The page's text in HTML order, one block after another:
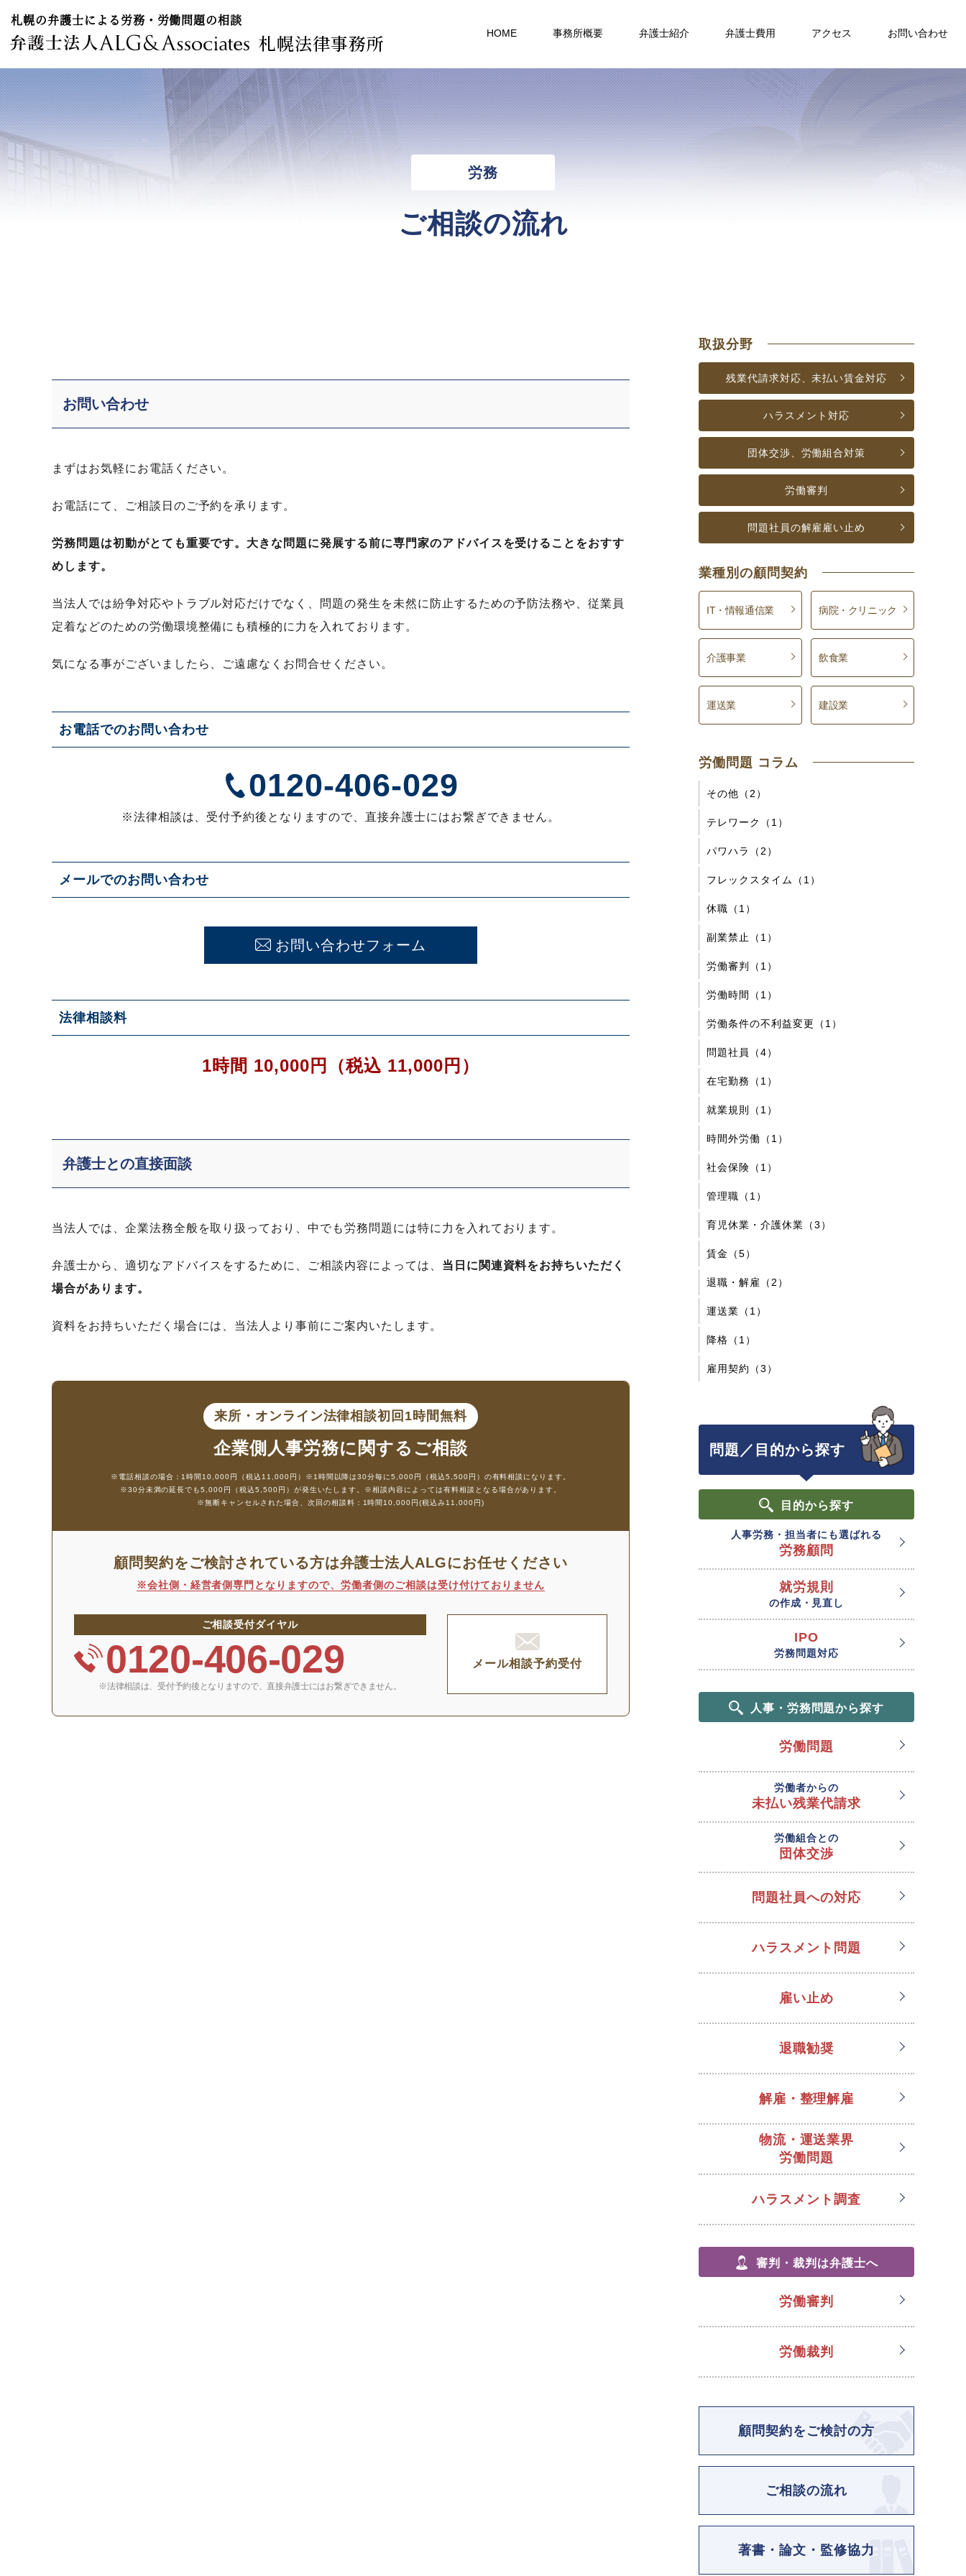
札幌の弁護士による労務・労働問題の相談
札幌法律事務所 HOME 事務所概要 弁護士紹介 弁護士費用 アクセス お問い合わせ
労務
ご相談の流れ
お問い合わせ
まずはお気軽にお電話ください。
お電話にて、ご相談日のご予約を承ります。
労務問題は初動がとても重要です。大きな問題に発展する前に専門家のアドバイスを受けることをおすす
めします。
当法人では紛争対応やトラブル対応だけでなく、問題の発生を未然に防止するための予防法務や、従業員
定着などのための労働環境整備にも積極的に力を入れております。
気になる事がございましたら、ご遠慮なくお問合せください。
お電話でのお問い合わせ
0120-406-029
※法律相談は、受付予約後となりますので、直接弁護士にはお繋ぎできません。
メールでのお問い合わせ
お問い合わせフォーム
法律相談料
1時間 10,000円（税込 11,000円）
弁護士との直接面談
当法人では、企業法務全般を取り扱っており、中でも労務問題には特に力を入れております。
弁護士から、適切なアドバイスをするために、ご相談内容によっては、 当日に関連資料をお持ちいただく
場合があります。
資料をお持ちいただく場合には、当法人より事前にご案内いたします。
来所・オンライン法律相談初回1時間無料
企業側人事労務に 関するご相談
※電話相談の場合：1時間10,000円（税込11,000円）
※1時間以降は30分毎に5,000円（税込5,500円）の有料相談になります。
※30分未満の延長でも5,000円（税込5,500円）が発生いたします。 ※相談内容によっては有料相談となる場合があります。
※無断キャンセルされた場合、次回の相談料：1時間10,000円(税込み11,000円)
顧問契約をご検討されている方は弁護士法人ALGにお任せください
※会社側・経営者側専門となりますので、 労働者側のご相談は受け付けておりません
ご相談受付ダイヤル
0120-406-029
※法律相談は、受付予約後となりますので、直接弁護士にはお繋ぎできません。
メール相談予約受付
取扱分野
残業代請求対応、未払い賃金対応
ハラスメント対応
団体交渉、 労働組合対策
労働審判
問題社員の解雇 雇い止め
業種別の顧問契約
IT・情報通信業 病院・クリニック
介護事業 飲食業
運送業 建設業
労働問題 コラム
その他（2）
テレワーク（1）
パワハラ（2）
フレックスタイム（1）
休職（1）
副業禁止（1）
労働審判（1）
労働時間（1）
労働条件の不利益変更（1）
問題社員（4）
在宅勤務（1）
就業規則（1）
時間外労働（1）
社会保険（1）
管理職（1）
育児休業・介護休業（3）
賃金（5）
退職・解雇（2）
運送業（1）
降格（1）
雇用契約（3）
問題／目的から探す
目的から探す
人事労務・担当者にも選ばれる
労務顧問
就労規則
の作成・見直し
IPO
労務問題対応
人事・労務問題から探す
労働問題
労働者からの
未払い残業代請求
労働組合との
団体交渉
問題社員への対応
ハラスメント問題
雇い止め
退職勧奨
解雇・整理解雇
物流・運送業界
労働問題
ハラスメント調査
審判・裁判は弁護士へ
労働審判
労働裁判
顧問契約をご検討の方
ご相談の流れ
著書・論文・監修協力